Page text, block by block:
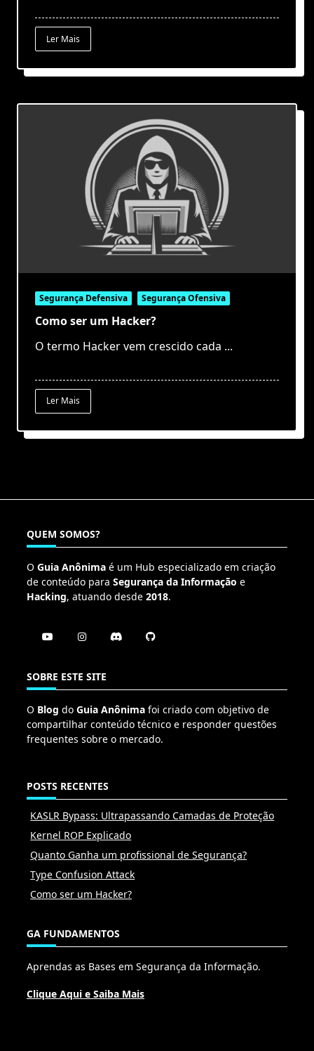
Ler Mais
Segurança Defensiva Segurança Ofensiva
Como ser um Hacker?
O termo Hacker vem crescido cada ...
Ler Mais
QUEM SOMOS?
O Guia Anônima é um Hub especializado em criação
de conteúdo para Segurança da Informação e
Hacking, atuando desde 2018.
SOBRE ESTE SITE
O Blog do Guia Anônima foi criado com objetivo de
compartilhar conteúdo técnico e responder questões
frequentes sobre o mercado.
POSTS RECENTES
KASLR Bypass: Ultrapassando Camadas de Proteção
Kernel ROP Explicado
Quanto Ganha um profissional de Segurança?
Type Confusion Attack
Como ser um Hacker?
GA FUNDAMENTOS
Aprendas as Bases em Segurança da Informação.
Clique Aqui e Saiba Mais